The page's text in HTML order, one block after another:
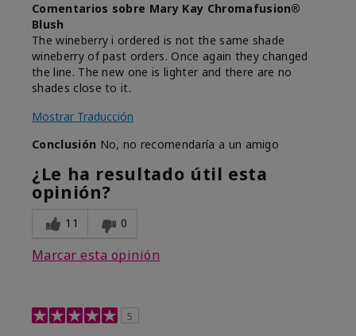
Comentarios sobre Mary Kay Chromafusion®
Blush
The wineberry i ordered is not the same shade
wineberry of past orders. Once again they changed
the line. The new one is lighter and there are no
shades close to it.
Mostrar Traducción
Conclusión No, no recomendaría a un amigo
¿Le ha resultado útil esta
opinión?
11 0
Marcar esta opinión
5